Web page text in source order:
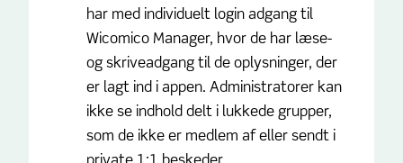
har med individuelt login adgang til
Wicomico Manager, hvor de har læse-
og skriveadgang til de oplysninger, der
er lagt ind i appen. Administratorer kan
ikke se indhold delt i lukkede grupper,
som de ikke er medlem af eller sendt i